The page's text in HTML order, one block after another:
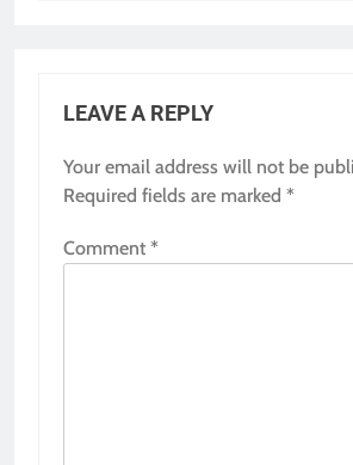
LEAVE A REPLY
Your email address will not be
Required fields are marked *
Comment *